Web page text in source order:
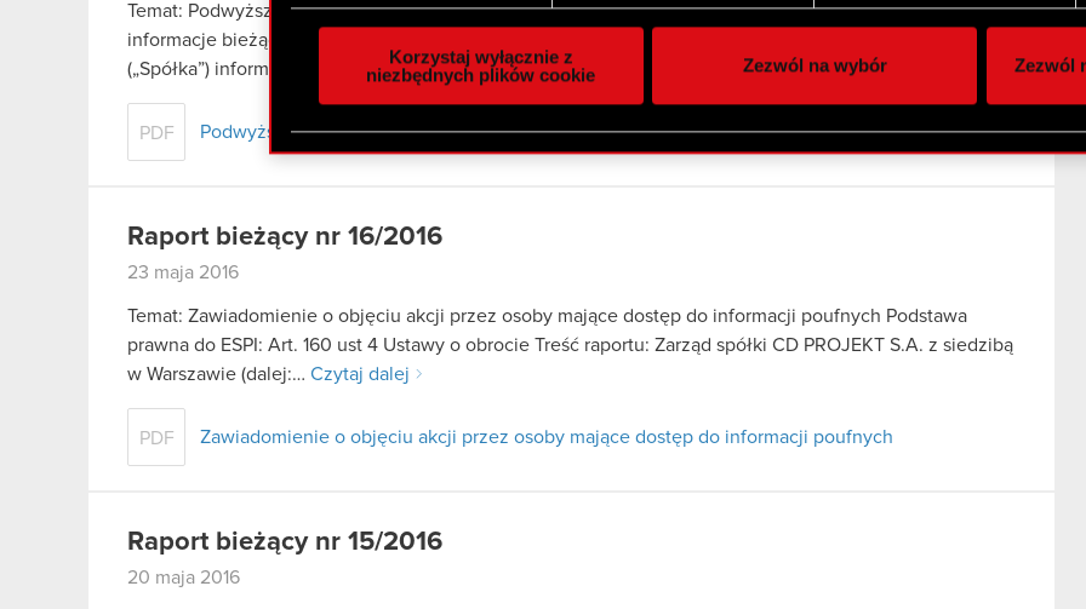
Wykorzystujemy pliki cookie do spersonalizowania treści i reklam, aby oferować funkcje
społecznościowym, reklamowym i analitycznym. Partnerzy mogą połączyć te informacje
otrzymanymi od Ciebie lub uzyskanymi podczas korzystania z ich usług. Kontynuując
zgadasz się na używanie plików cookie.
Korzystaj wyłącznie z
niezbędnych plików cookie
Zezwól na wybór Zezwól
Temat: Podwyższenie kapitału zakładowego Podstawa prawna: Art. 56 ust, 1 pkt 2 Ustawy o ofercie –
informacje bieżące i okresowe. Treść raportu: Zarząd CD PROJEKT S.A. z siedzibą w Warszawie
(„Spółka”) informuje, iż zgodnie z…Czytaj dalej
PDF Podwyższenie kapitału zakładowego
Raport bieżący nr 16/2016
23 maja 2016
Temat: Zawiadomienie o objęciu akcji przez osoby mające dostęp do informacji poufnych Podstawa
prawna do ESPI: Art. 160 ust 4 Ustawy o obrocie Treść raportu: Zarząd spółki CD PROJEKT S.A. z siedzibą
w Warszawie (dalej:… Czytaj dalej
PDF Zawiadomienie o objęciu akcji przez osoby mające dostęp do informacji poufnych
Raport bieżący nr 15/2016
20 maja 2016